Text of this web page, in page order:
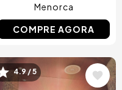
Menorca
COMPRE AGORA
4.9 / 5